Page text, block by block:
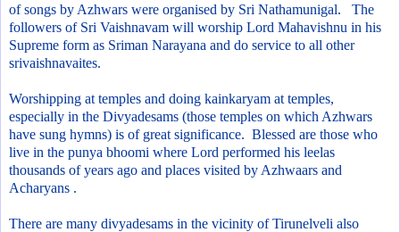
of songs by Azhwars were organised by Sri Nathamunigal. The
followers of Sri Vaishnavam will worship Lord Mahavishnu in his
Supreme form as Sriman Narayana and do service to all other
srivaishnavaites.
Worshipping at temples and doing kainkaryam at temples,
especially in the Divyadesams (those temples on which Azhwars
have sung hymns) is of great significance. Blessed are those who
live in the punya bhoomi where Lord performed his leelas
thousands of years ago and places visited by Azhwaars and
Acharyans .
There are many divyadesams in the vicinity of Tirunelveli also